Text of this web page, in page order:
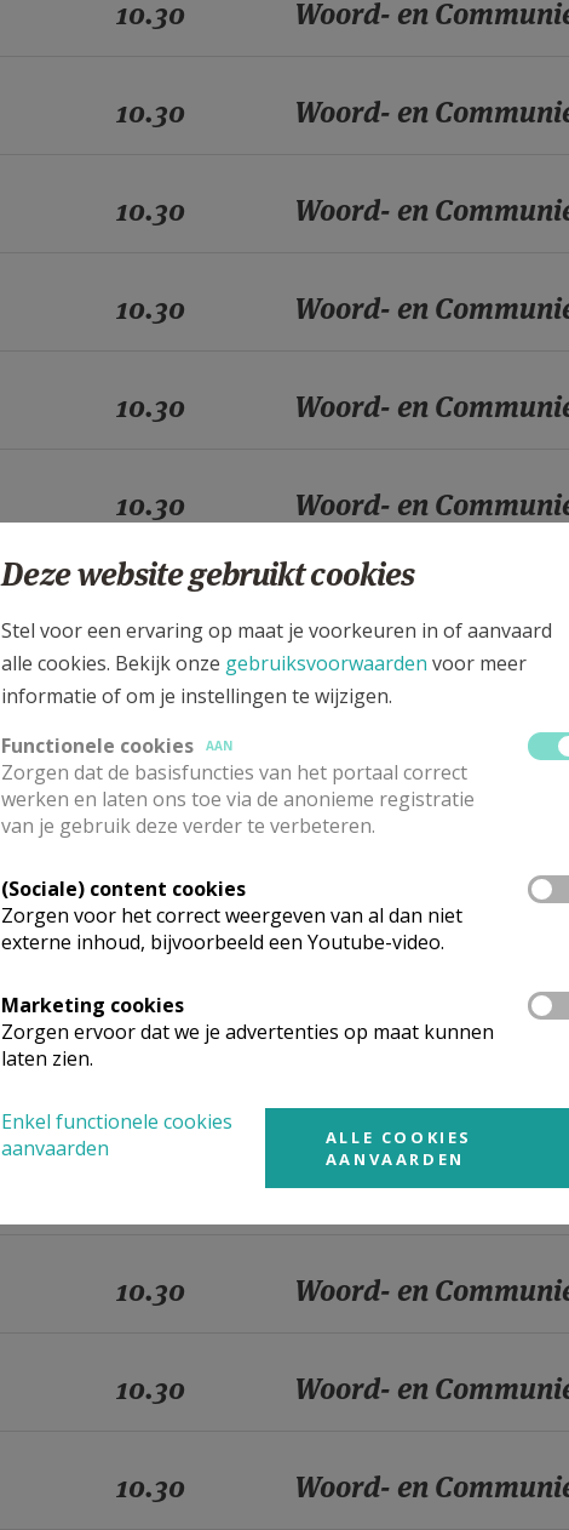
10.30 Woord- en
10.30 Woord- en
10.30 Woord- en
10.30 Woord- en
10.30 Woord- en
10.30 Woord- en
Woord- en
10.30 Woord- en
10.30 Woord- en
10.30 Woord- en
10.30 Woord- en
Woord- en
Woord- en
10.30 Woord- en
10.30 Woord- en
10.30 Woord- en
Deze website gebruikt cookies
Stel voor een ervaring op maat je voorkeuren in of aanvaard
alle cookies. Bekijk onze gebruiksvoorwaarden voor meer
informatie of om je instellingen te wijzigen.
Functionele cookies
AAN
Zorgen dat de basisfuncties van het portaal correct
werken en laten ons toe via de anonieme registratie
van je gebruik deze verder te verbeteren.
(Sociale) content cookies
Zorgen voor het correct weergeven van al dan niet
externe inhoud, bijvoorbeeld een Youtube-video.
Marketing cookies
Zorgen ervoor dat we je advertenties op maat kunnen
laten zien.
Enkel functionele cookies
aanvaarden
ALLE COOKIES
AANVAARDEN